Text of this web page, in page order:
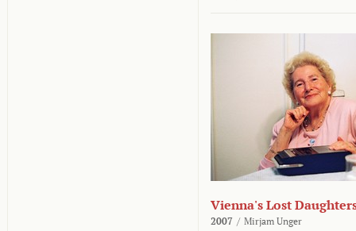
Vienna's Lost
2007 / Mirjam Unger